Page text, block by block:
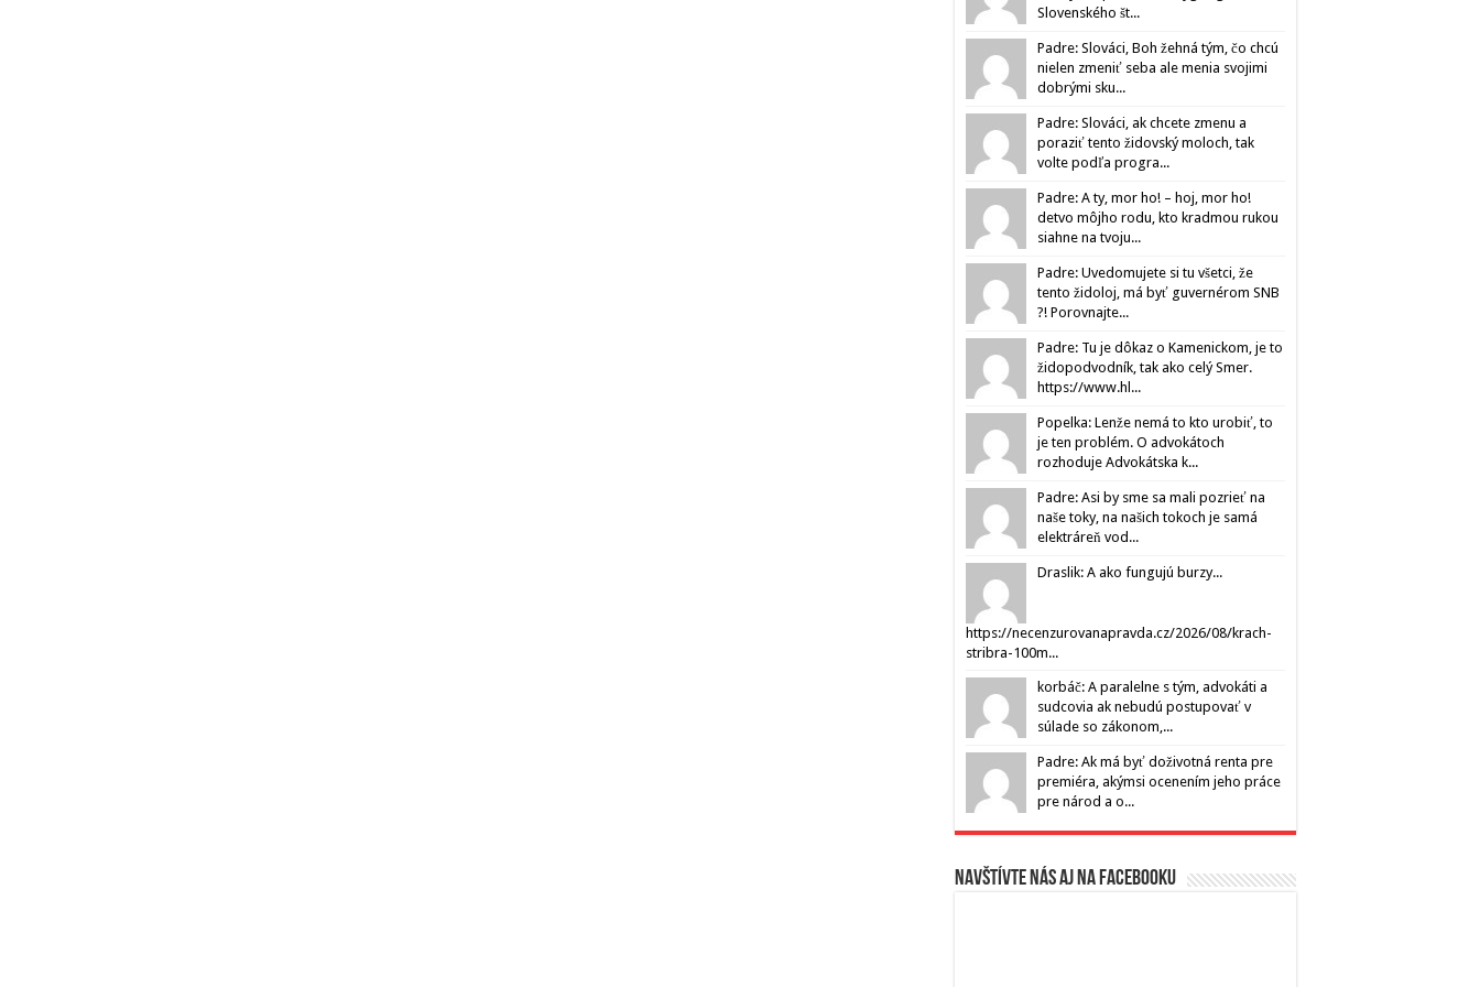
Slovenského št...
Padre: Slováci, Boh žehná tým, čo chcú
nielen zmeniť seba ale menia svojimi
dobrými sku...
Padre: Slováci, ak chcete zmenu a
poraziť tento židovský moloch, tak
volte podľa progra...
Padre: A ty, mor ho! – hoj, mor ho!
detvo môjho rodu, kto kradmou rukou
siahne na tvoju...
Padre: Uvedomujete si tu všetci, že
tento židoloj, má byť guvernérom SNB
?! Porovnajte...
Padre: Tu je dôkaz o Kamenickom, je to
židopodvodník, tak ako celý Smer.
https://www.hl...
Popelka: Lenže nemá to kto urobiť, to
je ten problém. O advokátoch
rozhoduje Advokátska k...
Padre: Asi by sme sa mali pozrieť na
naše toky, na našich tokoch je samá
elektráreň vod...
Draslik: A ako fungujú burzy...
https://necenzurovanapravda.cz/2026/08/krach-
stribra-100m...
korbáč: A paralelne s tým, advokáti a
sudcovia ak nebudú postupovať v
súlade so zákonom,...
Padre: Ak má byť doživotná renta pre
premiéra, akýmsi ocenením jeho práce
pre národ a o...
Navštívte nás aj na Facebooku